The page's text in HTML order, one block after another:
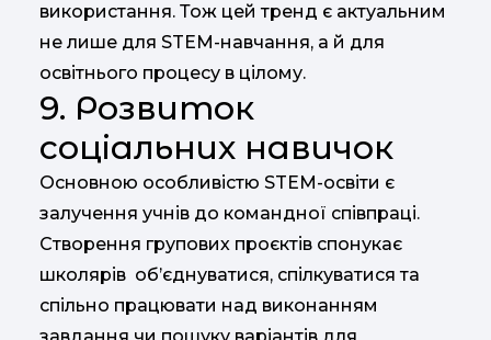
використання. Тож цей тренд є актуальним
не лише для STEM-навчання, а й для
освітнього процесу в цілому.
9. Розвиток
соціальних навичок
Основною особливістю STEM-освіти є
залучення учнів до командної співпраці.
Створення групових проєктів спонукає
школярів об’єднуватися, спілкуватися та
спільно працювати над виконанням